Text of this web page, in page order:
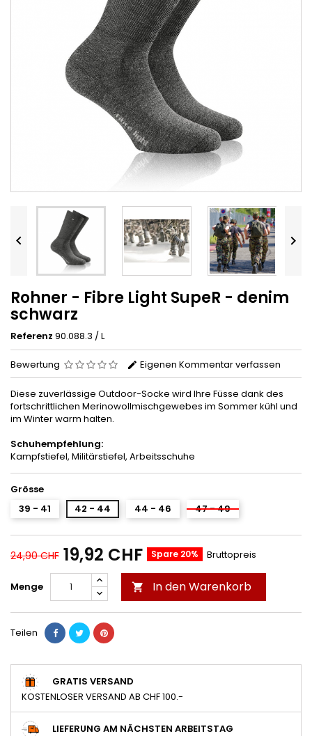
 
Rohner - Fibre Light SupeR - denim
schwarz
Referenz 90.088.3 / L
Bewertung Eigenen Kommentar verfassen
Diese zuverlässige Outdoor-Socke wird Ihre Füsse dank des
fortschrittlichen Merinowollmischgewebes im Sommer kühl und
im Winter warm halten.
Schuhempfehlung:
Kampfstiefel, Militärstiefel, Arbeitsschuhe
Grösse
39 - 41
42 - 44 44 - 46 47 - 49
24,90 CHF 19,92 CHF Spare 20% Bruttopreis
Menge  In den Warenkorb
Teilen
GRATIS VERSAND
KOSTENLOSER VERSAND AB CHF 100.-
LIEFERUNG AM NÄCHSTEN ARBEITSTAG